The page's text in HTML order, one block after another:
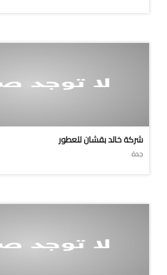
شركة خالد بقشان للعطور
جدة